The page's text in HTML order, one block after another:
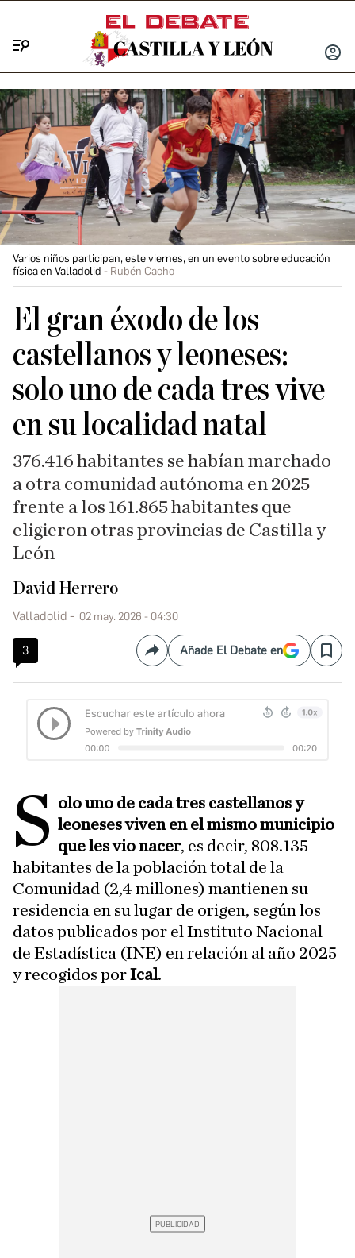
INICIAR
Varios niños participan, este viernes, en un evento sobre educación
física en Valladolid
Rubén Cacho
El gran éxodo de los
castellanos y leoneses:
solo uno de cada tres vive
en su localidad natal
376.416 habitantes se habían marchado
a otra comunidad autónoma en 2025
frente a los 161.865 habitantes que
eligieron otras provincias de Castilla y
León
David Herrero
Valladolid 02 may. 2026 - 04:30
3 CompartirAñade El Debate en Save
S olo uno de cada tres castellanos y
leoneses viven en el mismo municipio
que les vio nacer, es decir, 808.135
habitantes de la población total de la
Comunidad (2,4 millones) mantienen su
residencia en su lugar de origen, según los
datos publicados por el Instituto Nacional
de Estadística (INE) en relación al año 2025
y recogidos porIcal.